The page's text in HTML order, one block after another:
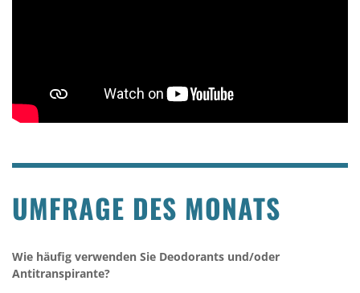
UMFRAGE DES MONATS
Wie häufig verwenden Sie Deodorants und/oder
Antitranspirante?